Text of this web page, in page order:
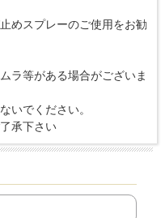
めスプレーのご使用をお勧
ラ等がある場合がございま
いでください。
承下さい